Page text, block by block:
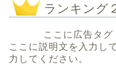
ランキング
ここに広告タ
ここに説明文を入力し
力してください。